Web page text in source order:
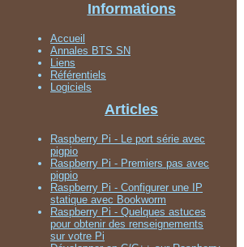
Informations
Accueil
Annales BTS SN
Liens
Référentiels
Logiciels
Articles
Raspberry Pi - Le port série avec
pigpio
Raspberry Pi - Premiers pas avec
pigpio
Raspberry Pi - Configurer une IP
statique avec Bookworm
Raspberry Pi - Quelques astuces
pour obtenir des renseignements
sur votre Pi